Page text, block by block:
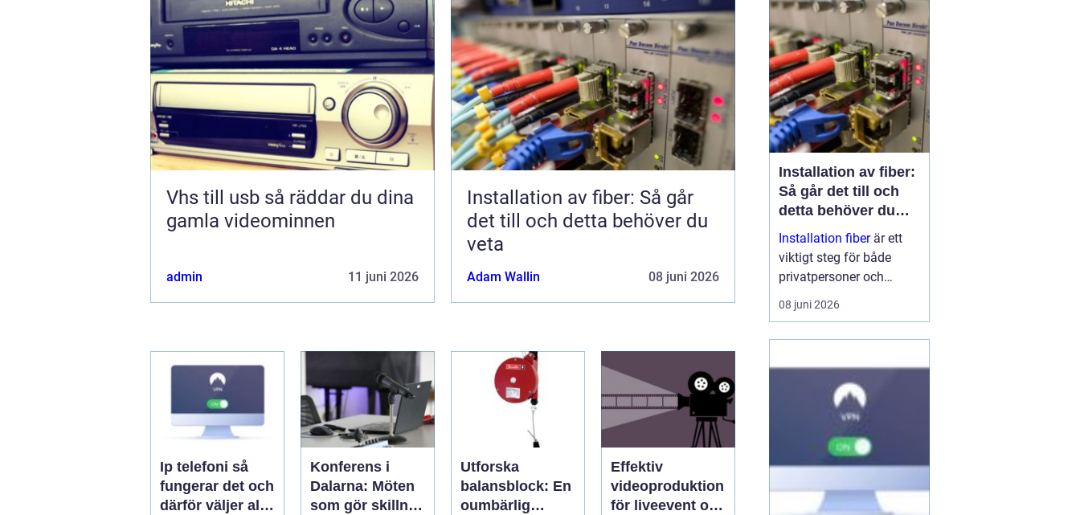
Vhs till usb så räddar du dina
gamla videominnen
admin 11 juni 2026
Installation av fiber: Så går
det till och detta behöver du
veta
Adam Wallin 08 juni 2026
Ip telefoni så
fungerar det och
därför väljer allt
Konferens i
Dalarna: Möten
som gör skillnad
Utforska
balansblock: En
oumbärlig
Effektiv
videoproduktion
för liveevent och
fungerar kanske inte
längre, och varje år som
går riskerar banden att
bli sämre. Genom att
föra11 juni 2026
Installation av fiber:
Så går det till och
detta behöver du
veta
Installation fiberär ett
viktigt steg för både
privatpersoner och
företag som vill ha
stabilt och snabbt
tekniker och bra
utrustning få...
08 juni 2026